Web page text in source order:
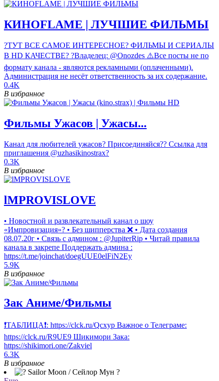
КИНОFLAME | ЛУЧШИЕ ФИЛЬМЫ
?ТУТ ВСЕ САМОЕ ИНТЕРЕСНОЕ? ФИЛЬМЫ И СЕРИАЛЫ
В HD КАЧЕСТВЕ? ?Владелец: @Onozdes ⚠️Все посты не по
формату канала - являются рекламными (оплаченными).
Администрация не несёт ответственность за их содержание.
0.4K
В избранное
Фильмы Ужасов | Ужасы...
Канал для любителей ужасов? Присоединяйся?? Ссылка для
приглашения @uzhasikinostrax?
0.3K
В избранное
lMPROVISLOVE
• Новостной и развлекательный канал о шоу
«Импровизация»? • Без шипперства ❌ • Дата создания
08.07.20г • Связь с админом : @JupiterRip • Читай правила
канала в закрепе Поддержать админа :
https://t.me/joinchat/doegUUE0elFiN2Ey
5.9K
В избранное
Зак Аниме/Фильмы
❗ТАБЛИЦА❗: https://clck.ru/Qcxyp Важное о Телеграме:
https://clck.ru/R9UE9 Шикимори Зака:
https://shikimori.one/Zakviel
6.3K
В избранное